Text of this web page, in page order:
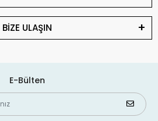
BİZE ULAŞIN
E-Bülten